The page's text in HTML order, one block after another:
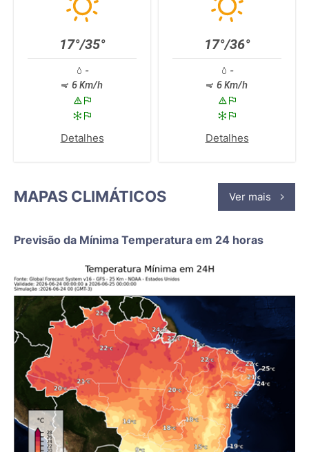
17°/35°
-
6 Km/h
Detalhes
17°/36°
-
6 Km/h
Detalhes
MAPAS CLIMÁTICOS Ver mais
Previsão da Mínima Temperatura em 24 horas